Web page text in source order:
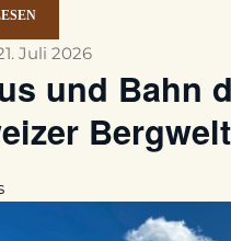
Juli 2026
und Bahn
Bergwelt